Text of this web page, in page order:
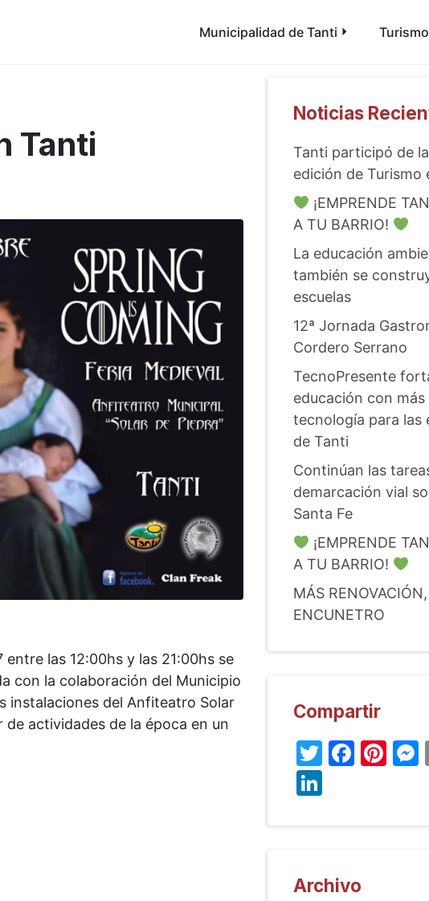
Municipalidad de Tanti
Tanti
las 12:00hs y las 21:00hs se
con la colaboración del Municipio
instalaciones del Anfiteatro Solar
actividades de la época en un
Noticias
Tanti participó de
edición de Turismo
¡EMPRENDE
A TU BARRIO!
La educación
también se
escuelas
12ª Jornada
Cordero Serrano
TecnoPresente
educación con más
tecnología para las
de Tanti
Continúan las
demarcación vial
Santa Fe
¡EMPRENDE
A TU BARRIO!
MÁS
ENCUNETRO
Compartir
Twitter
LinkedIn
Archivo